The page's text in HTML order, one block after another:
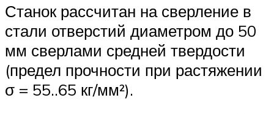
Станок рассчитан на сверление в
стали отверстий диаметром до 50
мм сверлами средней твердости
(предел прочности при растяжении
σ = 55..65 кг/мм²).